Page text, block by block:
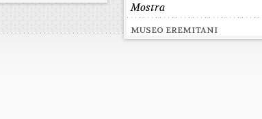
Mostra
MUSEO EREMITANI